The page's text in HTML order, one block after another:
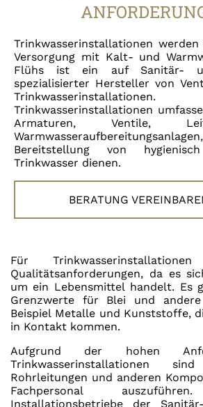
Trinkwasserinstallationen
Versorgung mit Kalt- und
Flühs ist ein auf Sanitär-
spezialisierter Hersteller von
Trinkwasserinstallationen.
Trinkwasserinstallationen
Armaturen, Ventile,
Bereitstellung von
Trinkwasser dienen.
BERATUNG
Für
Qualitätsanforderungen, da es
um ein Lebensmittel handelt. Es
Grenzwerte für Blei und
Beispiel Metalle und Kunststoffe,
in Kontakt kommen.
Aufgrund der hohen
Trinkwasserinstallationen
Rohrleitungen und anderen
Fachpersonal
Installationsbetriebe der